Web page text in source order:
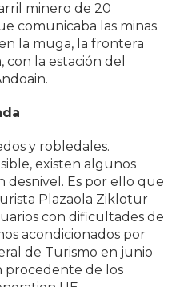
minero de 20
comunicaba las minas
la muga, la frontera
la estación del
y robledales.
existen algunos
desnivel. Es por ello que
Plazaola Ziklotur
con dificultades de
acondicionados por
de Turismo en junio
procedente de los